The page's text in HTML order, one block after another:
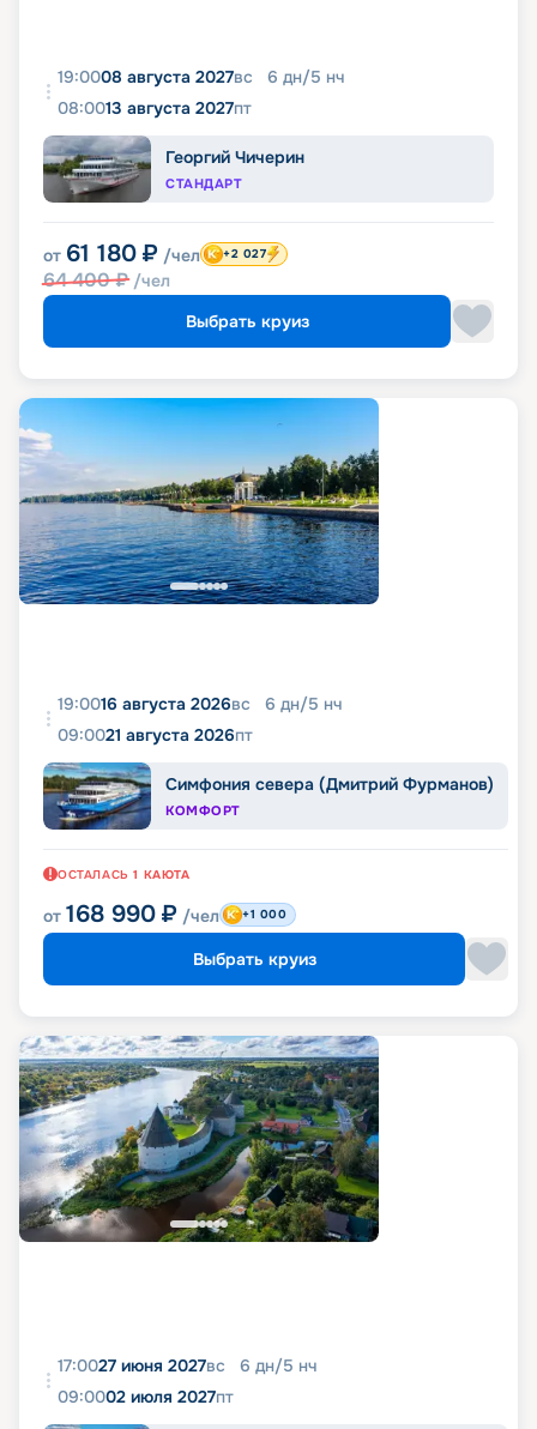
19:0008 августа 2027вс 6 дн/5 нч
08:0013 августа 2027пт
Георгий Чичерин
СТАНДАРТ
от 61 180 ₽ /чел
64 400₽ /чел
+2 027
Выбрать круиз
19:0016 августа 2026вс 6 дн/5 нч
09:0021 августа 2026пт
Симфония севера (Дмитрий Фурманов)
КОМФОРТ
ОСТАЛАСЬ 1 КАЮТА
от 168 990 ₽ /чел +1 000
Выбрать круиз
17:0027 июня 2027вс 6 дн/5 нч
09:0002 июля 2027пт